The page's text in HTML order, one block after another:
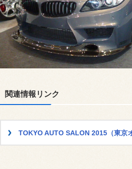
関連情報リンク
TOKYO AUTO SALON 2015（東京